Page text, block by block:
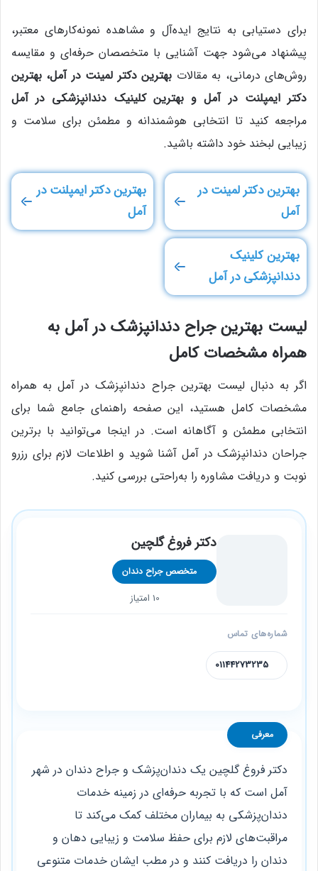
برای دستیابی به نتایج ایده‌آل و مشاهده نمونه‌کارهای معتبر،
پیشنهاد می‌شود جهت آشنایی با متخصصان حرفه‌ای و مقایسه
روش‌های درمانی، به مقالات بهترین دکتر لمینت در آمل، بهترین
دکتر ایمپلنت در آمل و بهترین کلینیک دندانپزشکی در آمل
مراجعه کنید تا انتخابی هوشمندانه و مطمئن برای سلامت و
زیبایی لبخند خود داشته باشید.
بهترین دکتر لمینت در
آمل
بهترین دکتر ایمپلنت در
آمل
بهترین کلینیک
دندانپزشکی در آمل
لیست بهترین جراح دندانپزشک در آمل به
همراه مشخصات کامل
اگر به دنبال لیست بهترین جراح دندانپزشک در آمل به همراه
مشخصات کامل هستید، این صفحه راهنمای جامع شما برای
انتخابی مطمئن و آگاهانه است. در اینجا می‌توانید با برترین
جراحان دندانپزشک در آمل آشنا شوید و اطلاعات لازم برای رزرو
نوبت و دریافت مشاوره را به‌راحتی بررسی کنید.
دکتر فروغ گلچین
متخصص جراح دندان
10 امتیاز
شماره‌های تماس
01144273235
معرفی
دکتر فروغ گلچین یک دندان‌پزشک و جراح دندان در شهر
آمل است که با تجربه حرفه‌ای در زمینه خدمات
دندان‌پزشکی به بیماران مختلف کمک می‌کند تا
مراقبت‌های لازم برای حفظ سلامت و زیبایی دهان و
دندان را دریافت کنند و در مطب ایشان خدمات متنوعی